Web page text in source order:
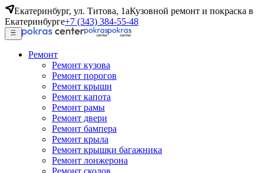
Екатеринбург, ул. Титова, 1аКузовной ремонт и покраска в
Екатеринбурге+7 (343) 384-55-48
Ремонт
Ремонт кузова
Ремонт порогов
Ремонт крыши
Ремонт капота
Ремонт рамы
Ремонт двери
Ремонт бампера
Ремонт крыла
Ремонт крышки багажника
Ремонт лонжерона